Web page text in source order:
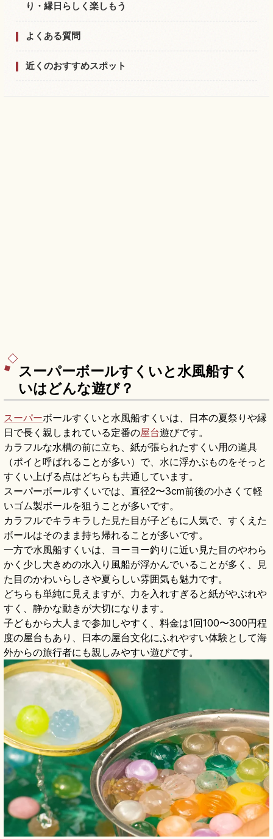
り・縁日らしく楽しもう
よくある質問
近くのおすすめスポット
スーパーボールすくいと水風船すく
いはどんな遊び？
スーパーボールすくいと水風船すくいは、日本の夏祭りや縁
日で長く親しまれている定番の屋台遊びです。
カラフルな水槽の前に立ち、紙が張られたすくい用の道具
（ポイと呼ばれることが多い）で、水に浮かぶものをそっと
すくい上げる点はどちらも共通しています。
スーパーボールすくいでは、直径2〜3cm前後の小さくて軽
いゴム製ボールを狙うことが多いです。
カラフルでキラキラした見た目が子どもに人気で、すくえた
ボールはそのまま持ち帰れることが多いです。
一方で水風船すくいは、ヨーヨー釣りに近い見た目のやわら
かく少し大きめの水入り風船が浮かんでいることが多く、見
た目のかわいらしさや夏らしい雰囲気も魅力です。
どちらも単純に見えますが、力を入れすぎると紙がやぶれや
すく、静かな動きが大切になります。
子どもから大人まで参加しやすく、料金は1回100〜300円程
度の屋台もあり、日本の屋台文化にふれやすい体験として海
外からの旅行者にも親しみやすい遊びです。